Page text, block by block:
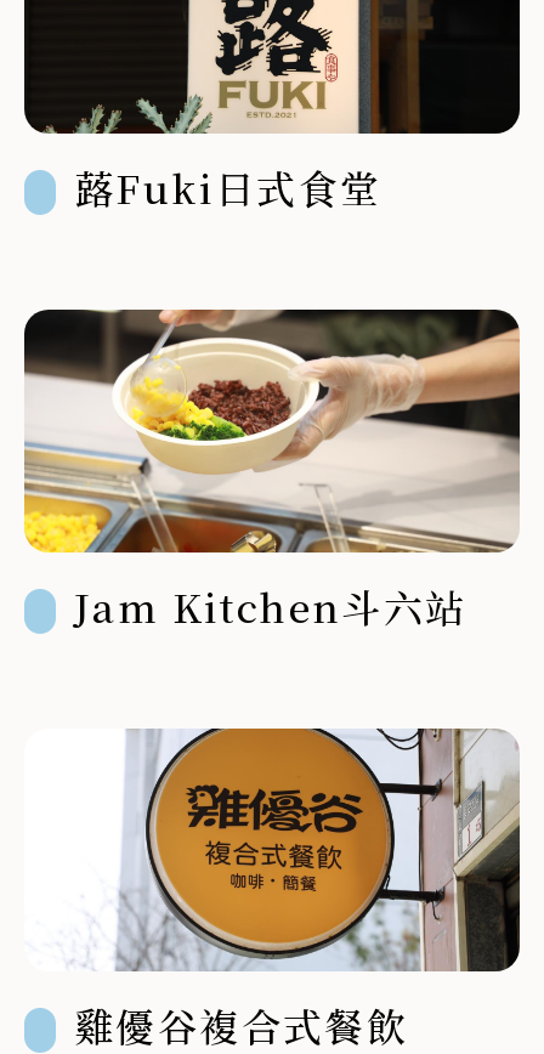
蕗Fuki日式食堂
Jam Kitchen斗六站
雞優谷複合式餐飲